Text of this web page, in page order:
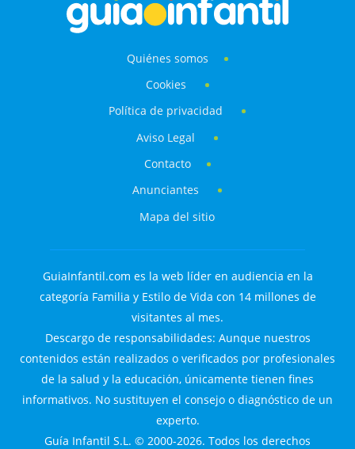
Quiénes somos
Cookies
Política de privacidad
Aviso Legal
Contacto
Anunciantes
Mapa del sitio
GuiaInfantil.com es la web líder en audiencia en la
categoría Familia y Estilo de Vida con 14 millones de
visitantes al mes.
Descargo de responsabilidades: Aunque nuestros
contenidos están realizados o verificados por profesionales
de la salud y la educación, únicamente tienen fines
informativos. No sustituyen el consejo o diagnóstico de un
experto.
Guía Infantil S.L. © 2000-2026. Todos los derechos